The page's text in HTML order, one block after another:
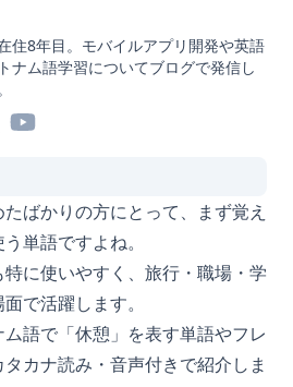
住8年目。モバイルアプリ開発や英語
ナム語学習についてブログで発信し
ばかりの方にとって、まず覚え
単語ですよね。
特に使いやすく、旅行・職場・学
で活躍します。
語で「休憩」を表す単語やフレ
カナ読み・音声付きで紹介しま